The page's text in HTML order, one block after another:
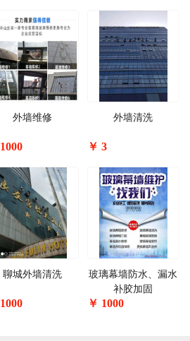
外墙维修
1000
外墙清洗
￥ 3
聊城外墙清洗
1000
玻璃幕墙防水、漏水
补胶加固
￥ 1000